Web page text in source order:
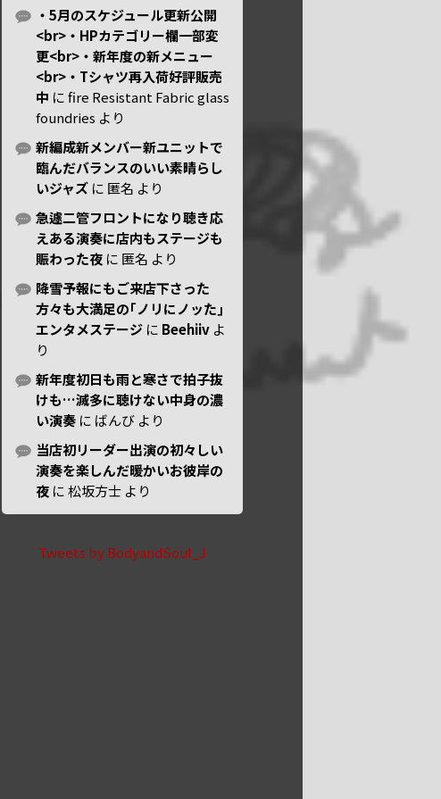
・5月のスケジュール更新公開
<br>・HPカテゴリー欄一部変
更<br>・新年度の新メニュー
<br>・Tシャツ再入荷好評販売
中 にfire Resistant Fabric glass
foundries より
新編成新メンバー新ユニットで
臨んだバランスのいい素晴らし
いジャズ に 匿名 より
急遽二管フロントになり聴き応
えある演奏に店内もステージも
賑わった夜 に 匿名 より
降雪予報にもご来店下さった
方々も大満足の｢ノリにノッた｣
エンタメステージ に Beehiiv よ
り
新年度初日も雨と寒さで拍子抜
けも…滅多に聴けない中身の濃
い演奏 に ばんび より
当店初リーダー出演の初々しい
演奏を楽しんだ暖かいお彼岸の
夜 に松坂方士 より
Tweets by BodyandSoul_J